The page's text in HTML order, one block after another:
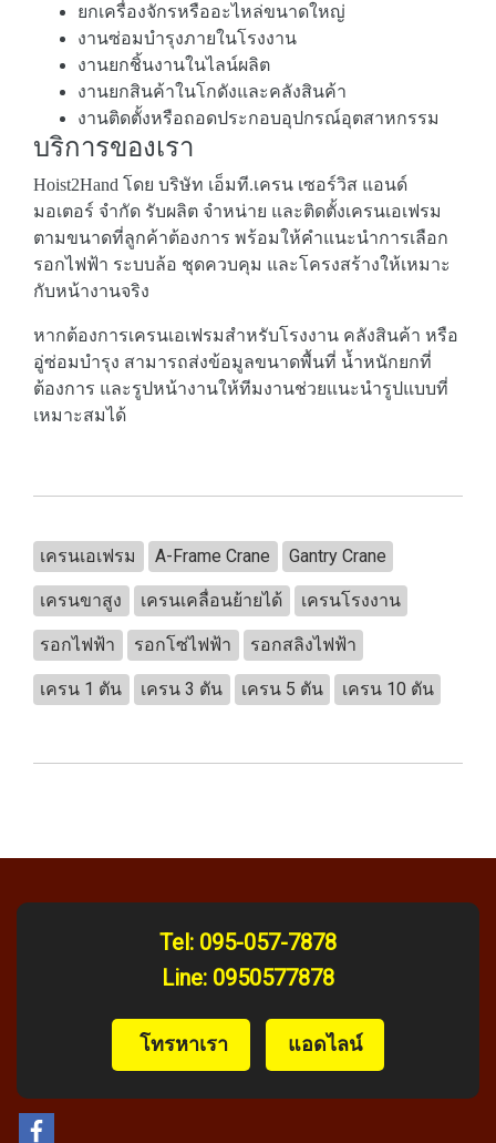
ยกเครื่องจักรหรืออะไหล่ขนาดใหญ่
งานซ่อมบำรุงภายในโรงงาน
งานยกชิ้นงานในไลน์ผลิต
งานยกสินค้าในโกดังและคลังสินค้า
งานติดตั้งหรือถอดประกอบอุปกรณ์อุตสาหกรรม
บริการของเรา
Hoist2Hand โดย บริษัท เอ็มที.เครน เซอร์วิส แอนด์
มอเตอร์ จำกัด รับผลิต จำหน่าย และติดตั้งเครนเอเฟรม
ตามขนาดที่ลูกค้าต้องการ พร้อมให้คำแนะนำการเลือก
รอกไฟฟ้า ระบบล้อ ชุดควบคุม และโครงสร้างให้เหมาะ
กับหน้างานจริง
หากต้องการเครนเอเฟรมสำหรับโรงงาน คลังสินค้า หรือ
อู่ซ่อมบำรุง สามารถส่งข้อมูลขนาดพื้นที่ น้ำหนักยกที่
ต้องการ และรูปหน้างานให้ทีมงานช่วยแนะนำรูปแบบที่
เหมาะสมได้
เครนเอเฟรม A-Frame Crane Gantry Crane
เครนขาสูง เครนเคลื่อนย้ายได้ เครนโรงงาน
รอกไฟฟ้า รอกโซ่ไฟฟ้า รอกสลิงไฟฟ้า
เครน 1 ตัน เครน 3 ตัน เครน 5 ตัน เครน 10 ตัน
Tel: 095-057-7878
Line: 0950577878
️ โทรหาเรา แอดไลน์